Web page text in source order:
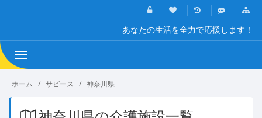
あなたの生活を全力で応援します！
Toggle
navigation
ホーム サビース 神奈川県